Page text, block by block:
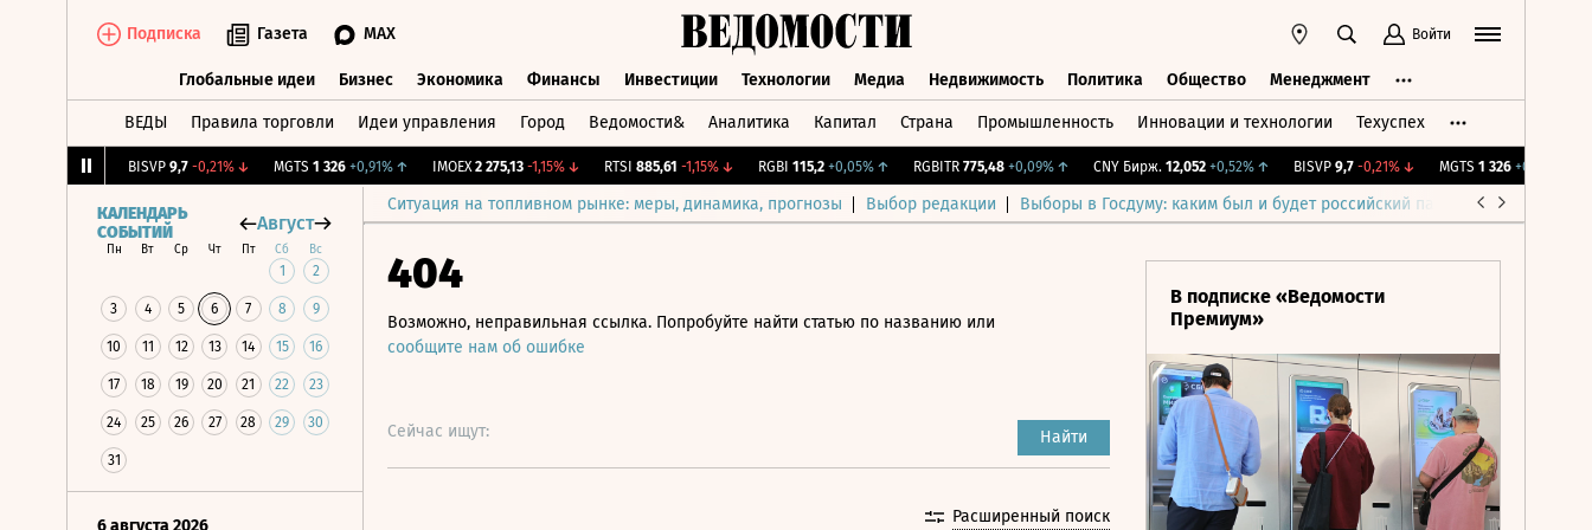
Подписка Газета MAX Войти
Глобальные идеи Бизнес Экономика Финансы Инвестиции Технологии Медиа Недвижимость Политика Общество Менеджмент
ВЕДЫ Правила торговли Идеи управления Город Ведомости& Аналитика Капитал Страна Промышленность Инновации и технологии Техуспех
BISVP 9,7 -0,21%↓ MGTS 1 326 +0,91%↑ IMOEX 2 275,13 -1,15%↓ RTSI 885,61 -1,15%↓ RGBI 115,2 +0,05%↑ RGBITR 775,48 +0,09%↑ CNY Бирж. 12,052 +0,52%↑ BISVP 9,7 -0,21%↓ MGTS 1 326 +0,91%
Ситуация на топливном рынке: меры, динамика, прогнозы Выбор редакции Выборы в Госдуму: каким был и будет российский парламент
КАЛЕНДАРЬ
СОБЫТИЙ
Август
Пн Вт Ср Чт Пт Сб Вс
1 2
3 4 5 6 7 8 9
10 11 12 13 14 15 16
17 18 19 20 21 22 23
24 25 26 27 28 29 30
31
6 августа 2026
404
Возможно, неправильная ссылка. Попробуйте найти статью по названию или
сообщите нам об ошибке
Сейчас ищут: Найти
Расширенный поиск
В подписке «Ведомости
Премиум»